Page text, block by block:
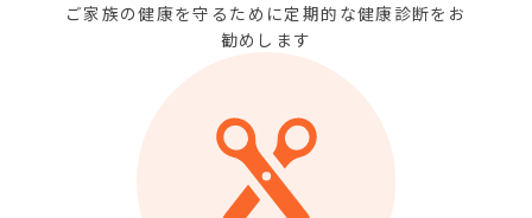
ご家族の健康を守るために定期的な健康診断をお
勧めします